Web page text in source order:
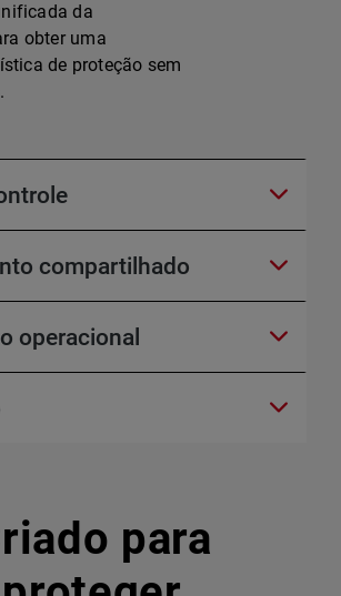
da
obter uma
de proteção sem
compartilhado
operacional
para